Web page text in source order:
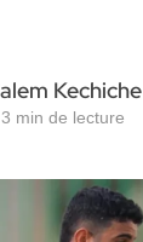
Kechiche
3 min de lecture